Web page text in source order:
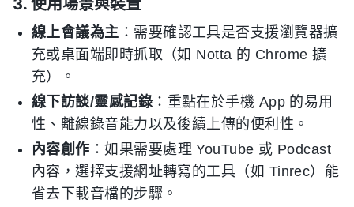
3. 使用場景與裝置
線上會議為主 ：需要確認工具是否支援瀏覽器擴
充或桌面端即時抓取（如 Notta 的 Chrome 擴
充）。
線下訪談/靈感記錄 ：重點在於手機 App 的易用
性、離線錄音能力以及後續上傳的便利性。
內容創作 ：如果需要處理 YouTube 或 Podcast
內容，選擇支援網址轉寫的工具（如 Tinrec）能
省去下載音檔的步驟。